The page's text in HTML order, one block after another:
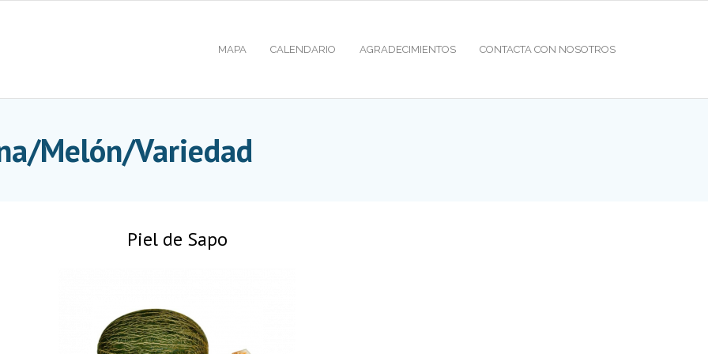
MAPA CALENDARIO AGRADECIMIENTOS CONTACTA CON NOSOTROS
Melón/Variedad
Piel de Sapo